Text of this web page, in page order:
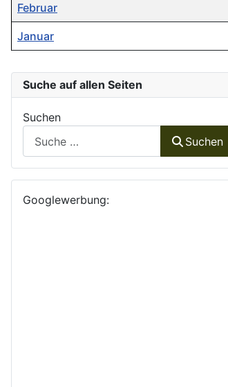
Februar
Januar
Suche auf allen Seiten
Suchen
Suchen
Googlewerbung: